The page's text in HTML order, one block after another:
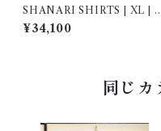
SHANARI SHIRTS | XL | 2
64053
¥34,100
同じカ